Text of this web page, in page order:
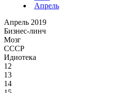
Апрель
Апрель 2019
Бизнес-линч
Мозг
СССР
Идиотека
12
13
14